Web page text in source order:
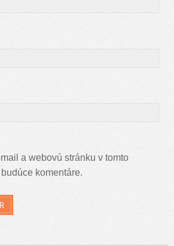
a webovú stránku v tomto
komentáre.